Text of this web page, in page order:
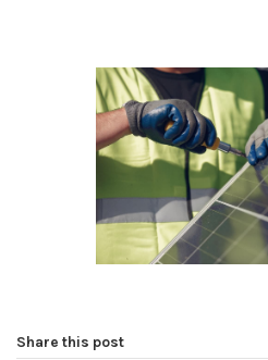
Share this post